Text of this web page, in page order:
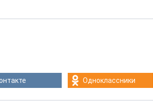
Одноклассники